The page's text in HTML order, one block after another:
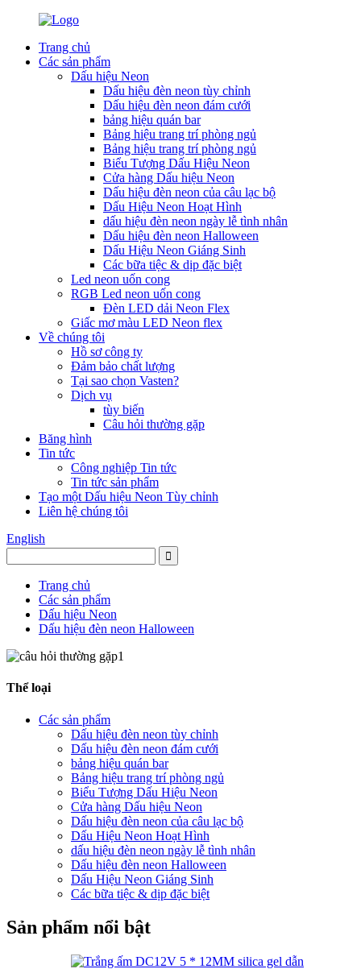
Trang chủ
Các sản phẩm
Dấu hiệu Neon
Dấu hiệu đèn neon tùy chỉnh
Dấu hiệu đèn neon đám cưới
bảng hiệu quán bar
Bảng hiệu trang trí phòng ngủ
Bảng hiệu trang trí phòng ngủ
Biểu Tượng Dấu Hiệu Neon
Cửa hàng Dấu hiệu Neon
Dấu hiệu đèn neon của câu lạc bộ
Dấu Hiệu Neon Hoạt Hình
dấu hiệu đèn neon ngày lễ tình nhân
Dấu hiệu đèn neon Halloween
Dấu Hiệu Neon Giáng Sinh
Các bữa tiệc & dịp đặc biệt
Led neon uốn cong
RGB Led neon uốn cong
Đèn LED dải Neon Flex
Giấc mơ màu LED Neon flex
Về chúng tôi
Hồ sơ công ty
Đảm bảo chất lượng
Tại sao chọn Vasten?
Dịch vụ
tùy biến
Câu hỏi thường gặp
Băng hình
Tin tức
Công nghiệp Tin tức
Tin tức sản phẩm
Tạo một Dấu hiệu Neon Tùy chỉnh
Liên hệ chúng tôi
English
Trang chủ
Các sản phẩm
Dấu hiệu Neon
Dấu hiệu đèn neon Halloween
Thể loại
Các sản phẩm
Dấu hiệu đèn neon tùy chỉnh
Dấu hiệu đèn neon đám cưới
bảng hiệu quán bar
Bảng hiệu trang trí phòng ngủ
Biểu Tượng Dấu Hiệu Neon
Cửa hàng Dấu hiệu Neon
Dấu hiệu đèn neon của câu lạc bộ
Dấu Hiệu Neon Hoạt Hình
dấu hiệu đèn neon ngày lễ tình nhân
Dấu hiệu đèn neon Halloween
Dấu Hiệu Neon Giáng Sinh
Các bữa tiệc & dịp đặc biệt
Sản phẩm nổi bật